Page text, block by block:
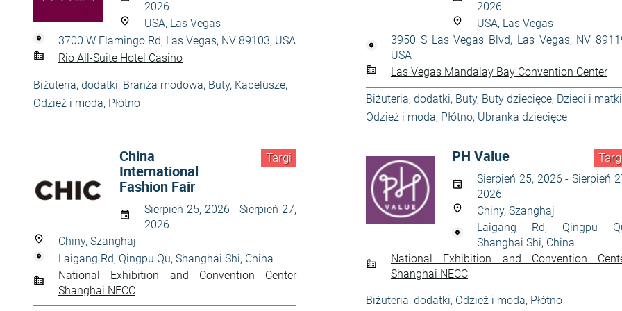
2026
USA, Las Vegas
3700 W Flamingo Rd, Las Vegas, NV 89103, USA
Rio All-Suite Hotel Casino
Biżuteria, dodatki, Branża modowa, Buty, Kapelusze,
Odzież i moda, Płótno
2026
USA, Las Vegas
3950 S Las Vegas Blvd, Las Vegas, NV
USA
Las Vegas Mandalay Bay Convention Center
Biżuteria, dodatki, Buty, Buty dziecięce, Dzieci i matki
Odzież i moda, Płótno, Ubranka dziecięce
Targi
China
International
Fashion Fair
Sierpień 25, 2026 - Sierpień 27,
2026
Chiny, Szanghaj
Laigang Rd, Qingpu Qu, Shanghai Shi, China
National Exhibition and Convention Center
Shanghai NECC
PH Value
Sierpień 25, 2026 - Sierpień
2026
Chiny, Szanghaj
Laigang Rd, Qingpu
Shanghai Shi, China
National Exhibition and Convention
Shanghai NECC
Biżuteria, dodatki, Odzież i moda, Płótno